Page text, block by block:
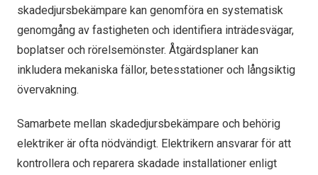
skadedjursbekämpare kan genomföra en systematisk
genomgång av fastigheten och identifiera inträdesvägar,
boplatser och rörelsemönster. Åtgärdsplaner kan
inkludera mekaniska fällor, betesstationer och långsiktig
övervakning.
Samarbete mellan skadedjursbekämpare och behörig
elektriker är ofta nödvändigt. Elektrikern ansvarar för att
kontrollera och reparera skadade installationer enligt